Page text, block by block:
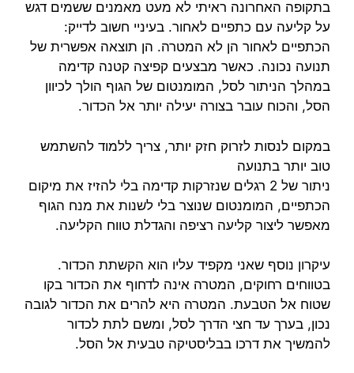
בתקופה האחרונה ראיתי לא מעט מאמנים ששמים דגש
על קליעה עם כתפיים לאחור. בעיניי חשוב לדייק:
הכתפיים לאחור הן לא המטרה. הן תוצאה אפשרית של
תנועה נכונה. כאשר מבצעים קפיצה קטנה קדימה
במהלך הניתור לסל, המומנטום של הגוף הולך לכיוון
הסל, והכוח עובר בצורה יעילה יותר אל הכדור.
במקום לנסות לזרוק חזק יותר, צריך ללמוד להשתמש
טוב יותר בתנועה
ניתור של 2 רגלים שנזרקות קדימה בלי להזיז את מיקום
הכתפיים, המומנטום שנוצר בלי לשנות את מנח הגוף
מאפשר ליצור קליעה רציפה והגדלת טווח הקליעה.
עיקרון נוסף שאני מקפיד עליו הוא הקשתת הכדור.
בטווחים רחוקים, המטרה אינה לדחוף את הכדור בקו
שטוח אל הטבעת. המטרה היא להרים את הכדור לגובה
נכון, בערך עד חצי הדרך לסל, ומשם לתת לכדור
להמשיך את דרכו בבליסטיקה טבעית אל הסל.